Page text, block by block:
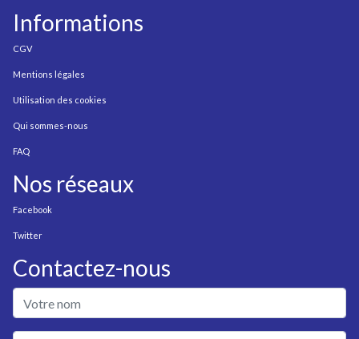
Informations
CGV
Mentions légales
Utilisation des cookies
Qui sommes-nous
FAQ
Nos réseaux
Facebook
Twitter
Contactez-nous